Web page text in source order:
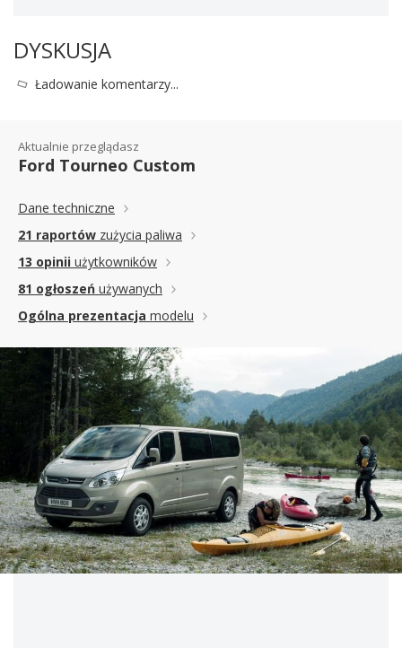
DYSKUSJA
Ładowanie komentarzy...
Aktualnie przeglądasz
Ford Tourneo Custom
Dane techniczne
21 raportów zużycia paliwa
13 opinii użytkowników
81 ogłoszeń używanych
Ogólna prezentacja modelu